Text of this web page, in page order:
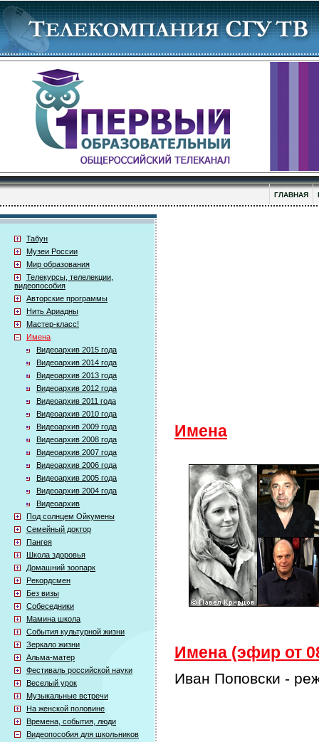
ГЛАВНАЯ
Табун
Музеи России
Мир образования
Телекурсы, телелекции,
видеопособия
Авторские программы
Нить Ариадны
Мастер-класс!
Имена
Видеоархив 2015 года
Видеоархив 2014 года
Видеоархив 2013 года
Видеоархив 2012 года
Видеоархив 2011 года
Видеоархив 2010 года
Видеоархив 2009 года
Видеоархив 2008 года
Видеоархив 2007 года
Видеоархив 2006 года
Видеоархив 2005 года
Видеоархив 2004 года
Видеоархив
Под солнцем Ойкумены
Семейный доктор
Пангея
Школа здоровья
Домашний зоопарк
Рекордсмен
Без визы
Собеседники
Мамина школа
События культурной жизни
Зеркало жизни
Альма-матер
Фестиваль российской науки
Веселый урок
Музыкальные встречи
На женской половине
Времена, события, люди
Видеопособия для школьников
Имена
Имена (эфир от
Иван Поповски -